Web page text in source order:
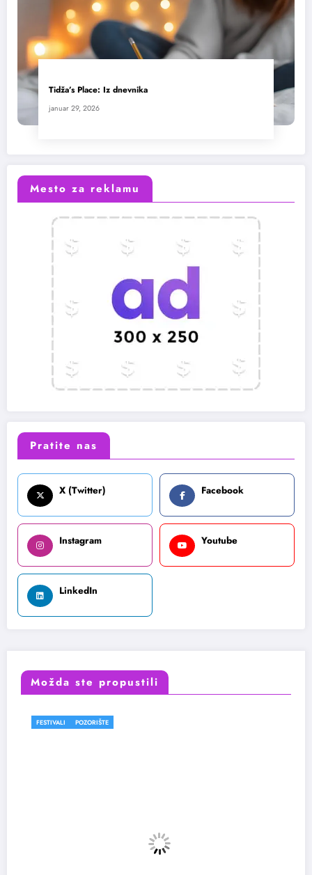
Tidža’s Place: Iz dnevnika
januar 29, 2026
Mesto za reklamu
Pratite nas
X (Twitter) Facebook
Instagram Youtube
LinkedIn
Možda ste propustili
FESTIVALI POZORIŠTE